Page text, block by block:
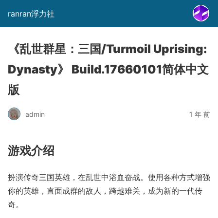
ranran浮力社
《乱世群星：三国/Turmoil Uprising:
Dynasty》 Build.17660101简体中文
版
admin 1 年 前
游戏介绍
扮演传奇三国英雄，在乱世中浴血奋战。使用各种方式增强
你的英雄，直面成群的敌人，跨越难关，成为新的一代传
奇。